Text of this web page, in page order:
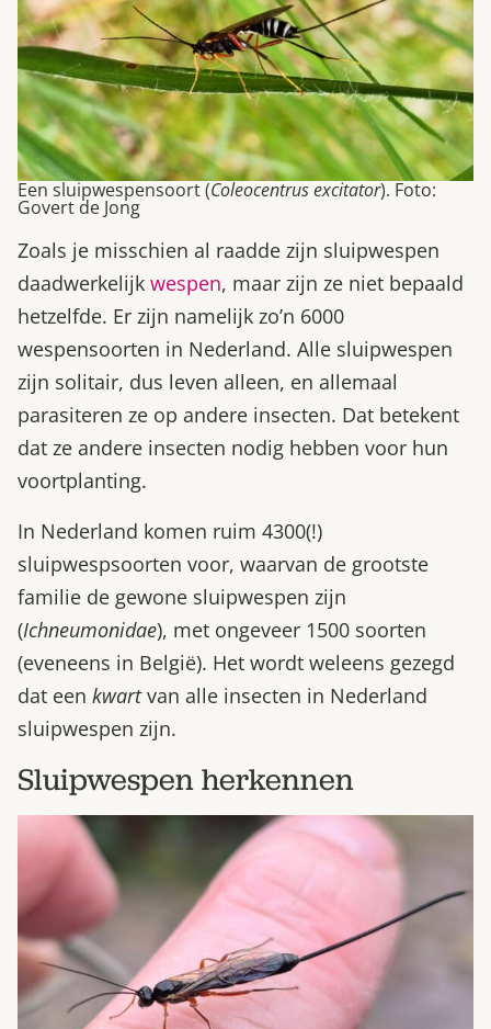
Een sluipwespensoort (Coleocentrus excitator). Foto:
Govert de Jong
Zoals je misschien al raadde zijn sluipwespen
daadwerkelijk wespen, maar zijn ze niet bepaald
hetzelfde. Er zijn namelijk zo’n 6000
wespensoorten in Nederland. Alle sluipwespen
zijn solitair, dus leven alleen, en allemaal
parasiteren ze op andere insecten. Dat betekent
dat ze andere insecten nodig hebben voor hun
voortplanting.
In Nederland komen ruim 4300(!)
sluipwespsoorten voor, waarvan de grootste
familie de gewone sluipwespen zijn
(Ichneumonidae), met ongeveer 1500 soorten
(eveneens in België). Het wordt weleens gezegd
dat een kwartvan alle insecten in Nederland
sluipwespen zijn.
Sluipwespen herkennen